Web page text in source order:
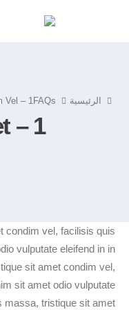
الرئيسية FAQs
1 – Tristique Sit Amet Condim Vel?
condim vel, facilisis quis
vulputate eleifend in in
sit amet condim vel,
sit amet odio vulputate
massa, tristique sit amet